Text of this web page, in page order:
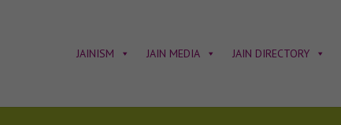
JAINISM JAIN MEDIA JAIN DIRECTORY